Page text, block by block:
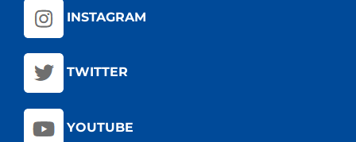
INSTAGRAM
TWITTER
YOUTUBE